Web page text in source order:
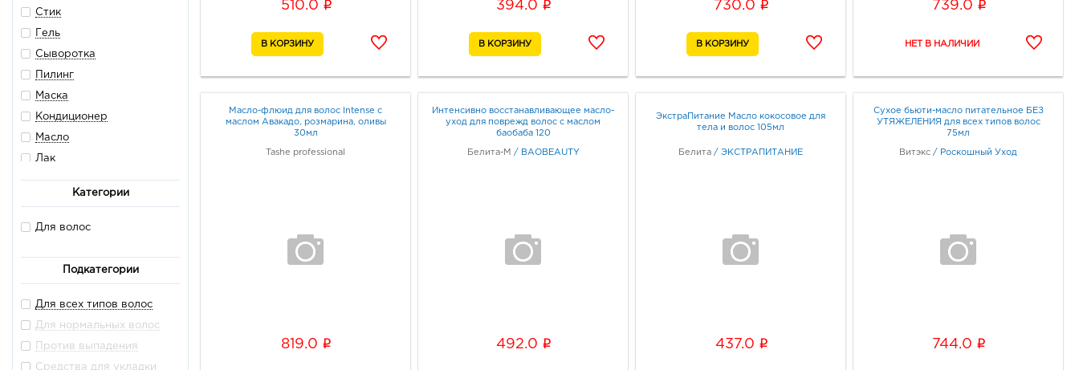
Стик
Гель
Сыворотка
Пилинг
Маска
Кондиционер
Масло
Лак
Мусс
Скраб
Филлер
Пудра
Лосьон
Крем-краска
Спрей-мист
Пена
Категории
Для волос
Подкатегории
Для всех типов волос
Для нормальных волос
Против выпадения
Средства для укладки
510.0 i 394.0 i 730.0 i 739.0 i
Масло-флюид для волос Intense с
маслом Авакадо, розмарина, оливы
30мл
Tashe professional
819.0 i
Интенсивно восстанавливающее масло-
уход для поврежд волос с маслом
баобаба 120
Белита-М / BAOBEAUTY
492.0 i
ЭкстраПитание Масло кокосовое для
тела и волос 105мл
Белита / ЭКСТРАПИТАНИЕ
437.0 i
Сухое бьюти-масло питательное БЕЗ
УТЯЖЕЛЕНИЯ для всех типов волос
75мл
Витэкс / Роскошный Уход
744.0 i